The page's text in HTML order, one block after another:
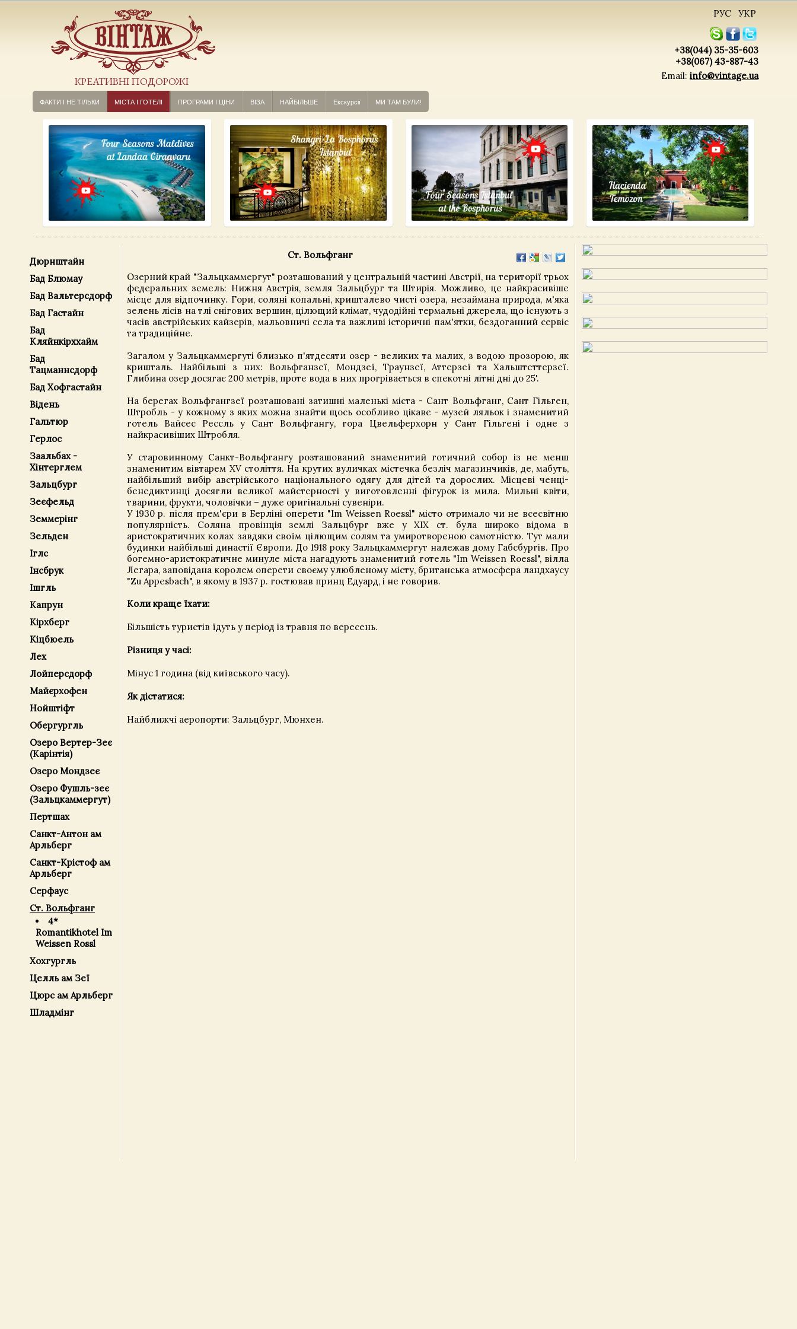
КРЕАТИВНІ ПОДОРОЖІ
РУС УКР
+38(044) 35-35-603
+38(067) 43-887-43
Email: info@vintage.ua
ФАКТИ І НЕ ТІЛЬКИ МІСТА І ГОТЕЛІ ПРОГРАМИ І ЦІНИ ВІЗА НАЙБІЛЬШЕ Екскурсії МИ ТАМ БУЛИ!
Дюрнштайн
Бад Блюмау
Бад Вальтерсдорф
Бад Гастайн
Бад
Кляйнкірххайм
Бад
Тацманнсдорф
Бад Хофгастайн
Відень
Гальтюр
Герлос
Заальбах -
Хінтерглем
Зальцбург
Зеєфельд
Земмерінг
Зельден
Іглс
Інсбрук
Ішгль
Капрун
Кірхберг
Кіцбюель
Лех
Лойперсдорф
Майєрхофен
Нойштіфт
Обергургль
Озеро Вертер-Зеє
(Карінтія)
Озеро Мондзеє
Озеро Фушль-зеє
(Зальцкаммергут)
Пертшах
Санкт-Антон ам
Арльберг
Санкт-Крістоф ам
Арльберг
Серфаус
Ст. Вольфганг
4*
Romantikhotel Im
Weissen Rossl
Хохгургль
Целль ам Зеї
Цюрс ам Арльберг
Шладмінг
Ст. Вольфганг
Озерний край "Зальцкаммергут" розташований у центральній частині Австрії, на території трьох
федеральних земель: Нижня Австрія, земля Зальцбург та Штирія. Можливо, це найкрасивіше
місце для відпочинку. Гори, соляні копальні, кришталево чисті озера, незаймана природа, м'яка
зелень лісів на тлі снігових вершин, цілющий клімат, чудодійні термальні джерела, що існують з
часів австрійських кайзерів, мальовничі села та важливі історичні пам'ятки, бездоганний сервіс
та традиційне.
Загалом у Зальцкаммергуті близько п'ятдесяти озер - великих та малих, з водою прозорою, як
кришталь. Найбільші з них: Вольфганзеї, Мондзеї, Траунзеї, Аттерзеї та Хальштеттерзеї.
Глибина озер досягає 200 метрів, проте вода в них прогрівається в спекотні літні дні до 25'.
На берегах Вольфгангзеї розташовані затишні маленькі міста - Сант Вольфганг, Сант Гільген,
Штробль - у кожному з яких можна знайти щось особливо цікаве - музей ляльок і знаменитий
готель Вайсес Рессль у Сант Вольфгангу, гора Цвельферхорн у Сант Гільгені і одне з
найкрасивіших Штробля.
У старовинному Санкт-Вольфгангу розташований знаменитий готичний собор із не менш
знаменитим вівтарем XV століття. На крутих вуличках містечка безліч магазинчиків, де, мабуть,
найбільший вибір австрійського національного одягу для дітей та дорослих. Місцеві ченці-
бенедиктинці досягли великої майстерності у виготовленні фігурок із мила. Мильні квіти,
тварини, фрукти, чоловічки – дуже оригінальні сувеніри.
У 1930 р. після прем'єри в Берліні оперети "Im Weissen Roessl" місто отримало чи не всесвітню
популярність. Соляна провінція землі Зальцбург вже у ХІХ ст. була широко відома в
аристократичних колах завдяки своїм цілющим солям та умиротвореною самотністю. Тут мали
будинки найбільші династії Європи. До 1918 року Зальцкаммергут належав дому Габсбургів. Про
богемно-аристократичне минуле міста нагадують знаменитий готель "Im Weissen Roessl", вілла
Легара, заповідана королем оперети своєму улюбленому місту, британська атмосфера ландхаусу
"Zu Appesbach", в якому в 1937 р. гостював принц Едуард, і не говорив.
Коли краще їхати:
Більшість туристів їдуть у період із травня по вересень.
Різниця у часі:
Мінус 1 година (від київського часу).
Як дістатися:
Найближчі аеропорти: Зальцбург, Мюнхен.